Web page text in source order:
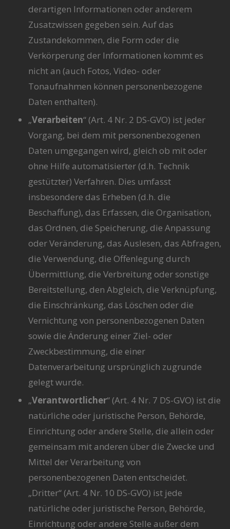
derartigen Informationen oder anderem
Zusatzwissen gegeben sein. Auf das
Zustandekommen, die Form oder die
Verkörperung der Informationen kommt es
nicht an (auch Fotos, Video- oder
Tonaufnahmen können personenbezogene
Daten enthalten).
„Verarbeiten“ (Art. 4 Nr. 2 DS-GVO) ist jeder
Vorgang, bei dem mit personenbezogenen
Daten umgegangen wird, gleich ob mit oder
ohne Hilfe automatisierter (d.h. Technik
gestützter) Verfahren. Dies umfasst
insbesondere das Erheben (d.h. die
Beschaffung), das Erfassen, die Organisation,
das Ordnen, die Speicherung, die Anpassung
oder Veränderung, das Auslesen, das Abfragen,
die Verwendung, die Offenlegung durch
Übermittlung, die Verbreitung oder sonstige
Bereitstellung, den Abgleich, die Verknüpfung,
die Einschränkung, das Löschen oder die
Vernichtung von personenbezogenen Daten
sowie die Änderung einer Ziel- oder
Zweckbestimmung, die einer
Datenverarbeitung ursprünglich zugrunde
gelegt wurde.
„Verantwortlicher“ (Art. 4 Nr. 7 DS-GVO) ist die
natürliche oder juristische Person, Behörde,
Einrichtung oder andere Stelle, die allein oder
gemeinsam mit anderen über die Zwecke und
Mittel der Verarbeitung von
personenbezogenen Daten entscheidet.
„Dritter“ (Art. 4 Nr. 10 DS-GVO) ist jede
natürliche oder juristische Person, Behörde,
Einrichtung oder andere Stelle außer dem